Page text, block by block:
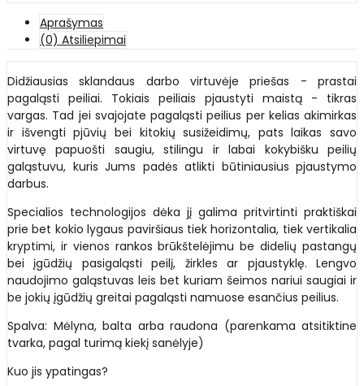
Aprašymas
(0) Atsiliepimai
Didžiausias sklandaus darbo virtuvėje priešas - prastai
pagaląsti peiliai. Tokiais peiliais pjaustyti maistą - tikras
vargas. Tad jei svajojate pagaląsti peilius per kelias akimirkas
ir išvengti pjūvių bei kitokių susižeidimų, pats laikas savo
virtuvę papuošti saugiu, stilingu ir labai kokybišku peilių
galąstuvu, kuris Jums padės atlikti būtiniausius pjaustymo
darbus.
Specialios technologijos dėka jį galima pritvirtinti praktiškai
prie bet kokio lygaus paviršiaus tiek horizontalia, tiek vertikalia
kryptimi, ir vienos rankos brūkštelėjimu be didelių pastangų
bei įgūdžių pasigaląsti peilį, žirkles ar pjaustyklę. Lengvo
naudojimo galąstuvas leis bet kuriam šeimos nariui saugiai ir
be jokių įgūdžių greitai pagaląsti namuose esančius peilius.
Spalva: Mėlyna, balta arba raudona (parenkama atsitiktine
tvarka, pagal turimą kiekį sanėlyje)
Kuo jis ypatingas?